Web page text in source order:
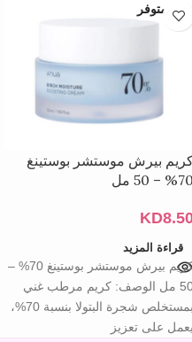
غير متوفر
بيرش موستشر بوستينغ
70% – 50 مل
KD
قراءة المزيد
كريم بيرش موستشر بوستينغ 70% –
50 مل الوصف: كريم مرطب غني
بمستخلص شجرة البتولا بنسبة 70%،
يعمل على تعزيز